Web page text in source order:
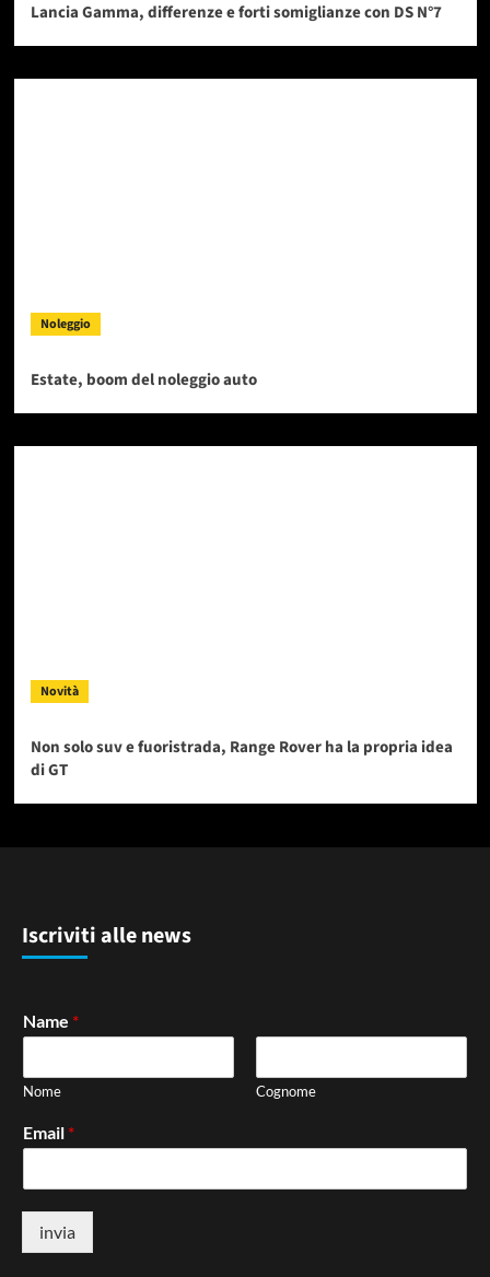
Lancia Gamma, differenze e forti somiglianze con DS N°7
Noleggio
Estate, boom del noleggio auto
Novità
Non solo suv e fuoristrada, Range Rover ha la propria idea
di GT
Iscriviti alle news
Name *
Nome Cognome
Email *
invia